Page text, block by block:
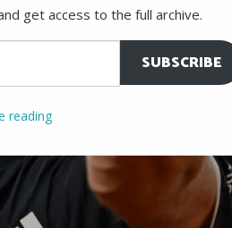
get access to the full archive.
SUBSCRIBE
reading